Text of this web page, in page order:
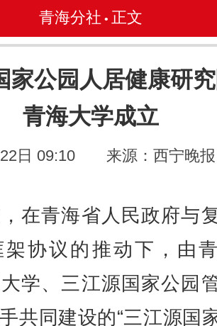
青海分社 • 正文
家公园人居健康研
青海大学成立
日 09:10 来源：西宁晚报
青海省人民政府与
架协议的推动下，由
学、三江源国家公园
共同建设的“三江源国